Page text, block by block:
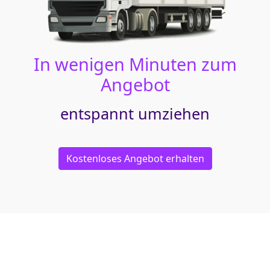
In wenigen Minuten zum
Angebot
entspannt umziehen
Kostenloses Angebot erhalten